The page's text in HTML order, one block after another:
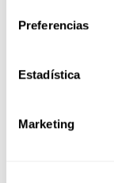
Preferencias
Estadística
Marketing
donde
por
Enfócate
domina
fijarse en